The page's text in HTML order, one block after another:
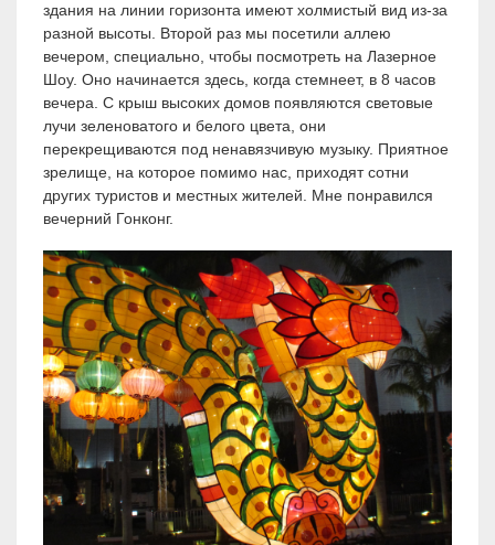
здания на линии горизонта имеют холмистый вид из-за
разной высоты. Второй раз мы посетили аллею
вечером, специально, чтобы посмотреть на Лазерное
Шоу. Оно начинается здесь, когда стемнеет, в 8 часов
вечера. С крыш высоких домов появляются световые
лучи зеленоватого и белого цвета, они
перекрещиваются под ненавязчивую музыку. Приятное
зрелище, на которое помимо нас, приходят сотни
других туристов и местных жителей. Мне понравился
вечерний Гонконг.